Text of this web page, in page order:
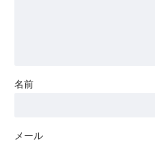
名前
メール